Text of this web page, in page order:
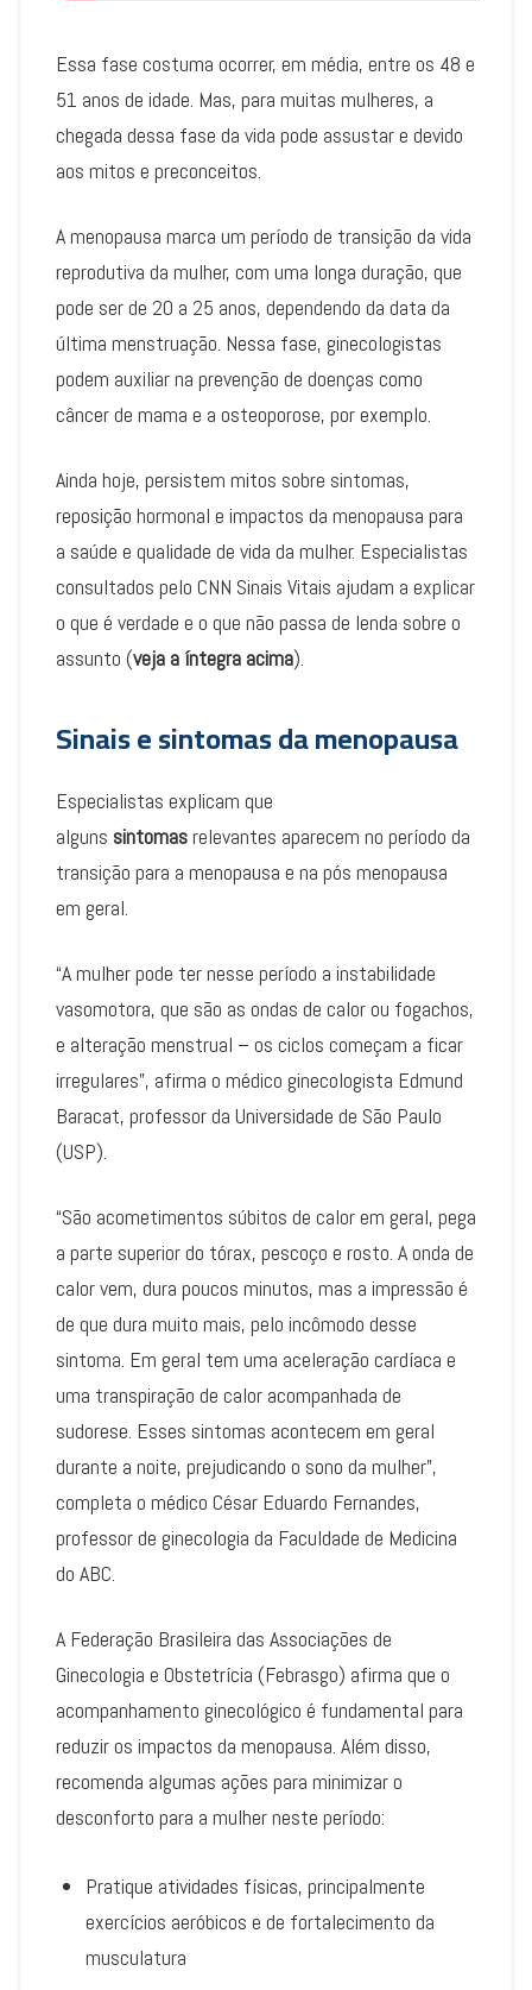
Essa fase costuma ocorrer, em média, entre os 48 e
51 anos de idade. Mas, para muitas mulheres, a
chegada dessa fase da vida pode assustar e devido
aos mitos e preconceitos.
A menopausa marca um período de transição da vida
reprodutiva da mulher, com uma longa duração, que
pode ser de 20 a 25 anos, dependendo da data da
última menstruação. Nessa fase, ginecologistas
podem auxiliar na prevenção de doenças como
câncer de mama e a osteoporose, por exemplo.
Ainda hoje, persistem mitos sobre sintomas,
reposição hormonal e impactos da menopausa para
a saúde e qualidade de vida da mulher. Especialistas
consultados pelo CNN Sinais Vitais ajudam a explicar
o que é verdade e o que não passa de lenda sobre o
assunto (veja a íntegra acima).
Sinais e sintomas da menopausa
Especialistas explicam que
alguns sintomasrelevantes aparecem no período da
transição para a menopausa e na pós menopausa
em geral.
“A mulher pode ter nesse período a instabilidade
vasomotora, que são as ondas de calor ou fogachos,
e alteração menstrual – os ciclos começam a ficar
irregulares”, afirma o médico ginecologista Edmund
Baracat, professor da Universidade de São Paulo
(USP).
“São acometimentos súbitos de calor em geral, pega
a parte superior do tórax, pescoço e rosto. A onda de
calor vem, dura poucos minutos, mas a impressão é
de que dura muito mais, pelo incômodo desse
sintoma. Em geral tem uma aceleração cardíaca e
uma transpiração de calor acompanhada de
sudorese. Esses sintomas acontecem em geral
durante a noite, prejudicando o sono da mulher”,
completa o médico César Eduardo Fernandes,
professor de ginecologia da Faculdade de Medicina
do ABC.
A Federação Brasileira das Associações de
Ginecologia e Obstetrícia (Febrasgo) afirma que o
acompanhamento ginecológico é fundamental para
reduzir os impactos da menopausa. Além disso,
recomenda algumas ações para minimizar o
desconforto para a mulher neste período:
Pratique atividades físicas, principalmente
exercícios aeróbicos e de fortalecimento da
musculatura